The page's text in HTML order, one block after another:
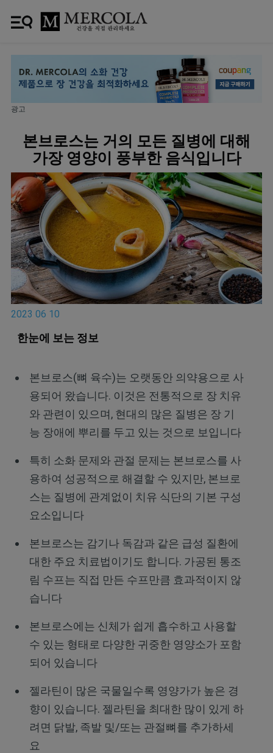
광고
본브로스는 거의 모든 질병에 대해
가장 영양이 풍부한 음식입니다
2023 06 10
한눈에 보는 정보
본브로스(뼈 육수)는 오랫동안 의약용으로 사
용되어 왔습니다. 이것은 전통적으로 장 치유
와 관련이 있으며, 현대의 많은 질병은 장 기
능 장애에 뿌리를 두고 있는 것으로 보입니다
특히 소화 문제와 관절 문제는 본브로스를 사
용하여 성공적으로 해결할 수 있지만, 본브로
스는 질병에 관계없이 치유 식단의 기본 구성
요소입니다
본브로스는 감기나 독감과 같은 급성 질환에
대한 주요 치료법이기도 합니다. 가공된 통조
림 수프는 직접 만든 수프만큼 효과적이지 않
습니다
본브로스에는 신체가 쉽게 흡수하고 사용할
수 있는 형태로 다양한 귀중한 영양소가 포함
되어 있습니다
젤라틴이 많은 국물일수록 영양가가 높은 경
향이 있습니다. 젤라틴을 최대한 많이 있게 하
려면 닭발, 족발 및/또는 관절뼈를 추가하세
요